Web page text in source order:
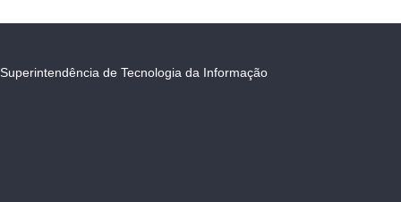
Superintendência de Tecnologia da Informação